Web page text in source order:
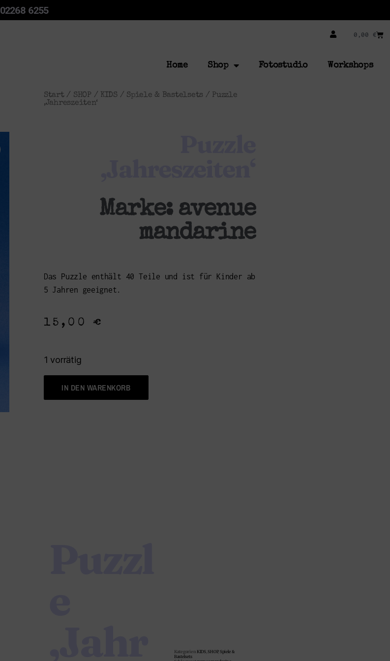
02268 6255
0,00 €
Home Shop Fotostudio Workshops
Start/ SHOP / KIDS/ Spiele & Bastelsets/ Puzzle
‚Jahreszeiten‘
Marke: avenue
mandarine
Das Puzzle enthält 40 Teile und ist für Kinder ab
5 Jahren geeignet.
15,00 €
1 vorrätig
IN DEN WARENKORB
Kategorien KIDS,SHOP, Spiele &
Bastelsets